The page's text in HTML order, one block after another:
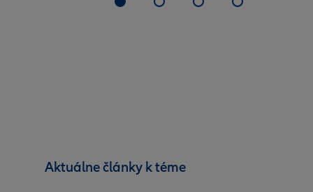
Aktuálne články k téme